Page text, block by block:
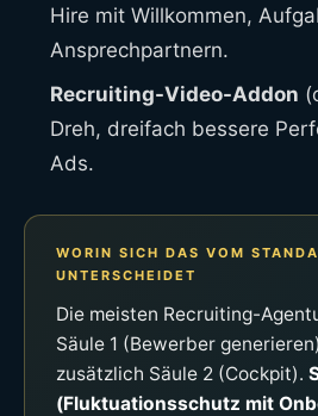
Hire mit Willkommen,
Ansprechpartnern.
Recruiting-Video-Addon
Dreh, dreifach bessere
Ads.
WORIN SICH DAS VOM
UNTERSCHEIDET
Die meisten Recruiting-
Säule 1 (Bewerber
zusätzlich Säule 2 (Cockpit).
(Fluktuationsschutz mit